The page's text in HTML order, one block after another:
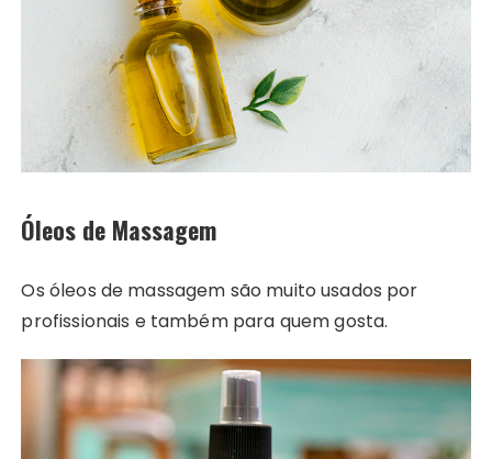
Óleos de Massagem
Os óleos de massagem são muito usados por
profissionais e também para quem gosta.